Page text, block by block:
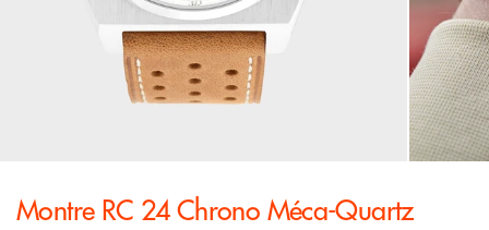
Montre RC 24 Chrono Méca-Quartz